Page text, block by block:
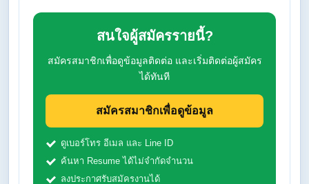
สนใจผู้สมัครรายนี้?
สมัครสมาชิกเพื่อดูข้อมูลติดต่อ และเริ่มติดต่อผู้สมัคร
ได้ทันที
สมัครสมาชิกเพื่อดูข้อมูล
ดูเบอร์โทร อีเมล และ Line ID
ค้นหา Resume ได้ไม่จำกัดจำนวน
ลงประกาศรับสมัครงานได้